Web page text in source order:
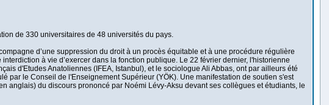
de 330 universitaires de 48 universités du pays.
d’une suppression du droit à un procès équitable et à une procédure régulière
à vie d’exercer dans la fonction publique. Le 22 février dernier, l'historienne
d'Etudes Anatoliennes (IFEA, Istanbul), et le sociologue Ali Abbas, ont par ailleurs été
par le Conseil de l'Enseignement Supérieur (YÖK). Une manifestation de soutien s'est
anglais) du discours prononcé par Noémi Lévy-Aksu devant ses collègues et étudiants, le